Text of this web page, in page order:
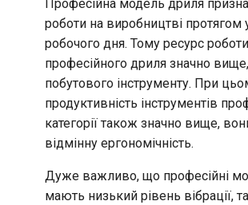
Професійна модель дриля
роботи на виробництві протягом
робочого дня. Тому ресурс роботи
професійного дриля значно
побутового інструменту. При
продуктивність інструментів
категорії також значно вище,
відмінну ергономічність.
Дуже важливо, що професійні
мають низький рівень вібрації,